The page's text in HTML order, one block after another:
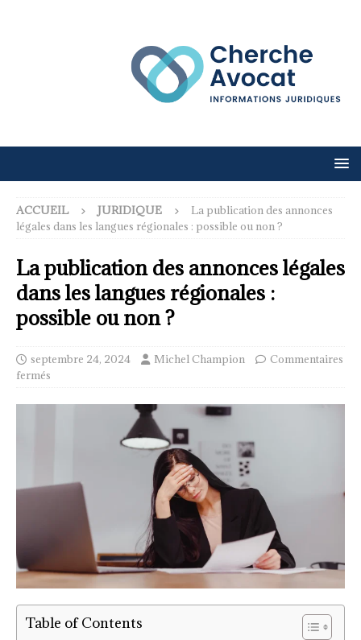
ACCUEIL JURIDIQUE
La publication des annonces
légales dans les langues régionales : possible ou non ?
La publication des annonces légales
dans les langues régionales :
possible ou non ?
septembre 24, 2024 Michel Champion
Commentaires
fermés
Table of Contents